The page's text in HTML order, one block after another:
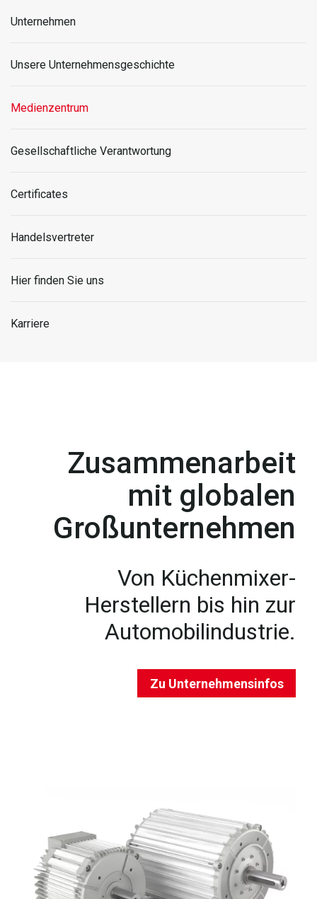
Unternehmen
Unsere Unternehmensgeschichte
Medienzentrum
Gesellschaftliche Verantwortung
Certificates
Handelsvertreter
Hier finden Sie uns
Karriere
Zusammenarbeit
mit globalen
Großunternehmen
Von Küchenmixer-
Herstellern bis hin zur
Automobilindustrie.
Zu Unternehmensinfos